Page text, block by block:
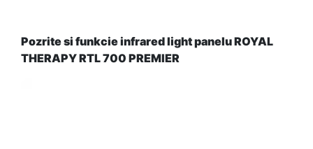
Pozrite si funkcie infrared light panelu ROYAL
THERAPY RTL 700 PREMIER